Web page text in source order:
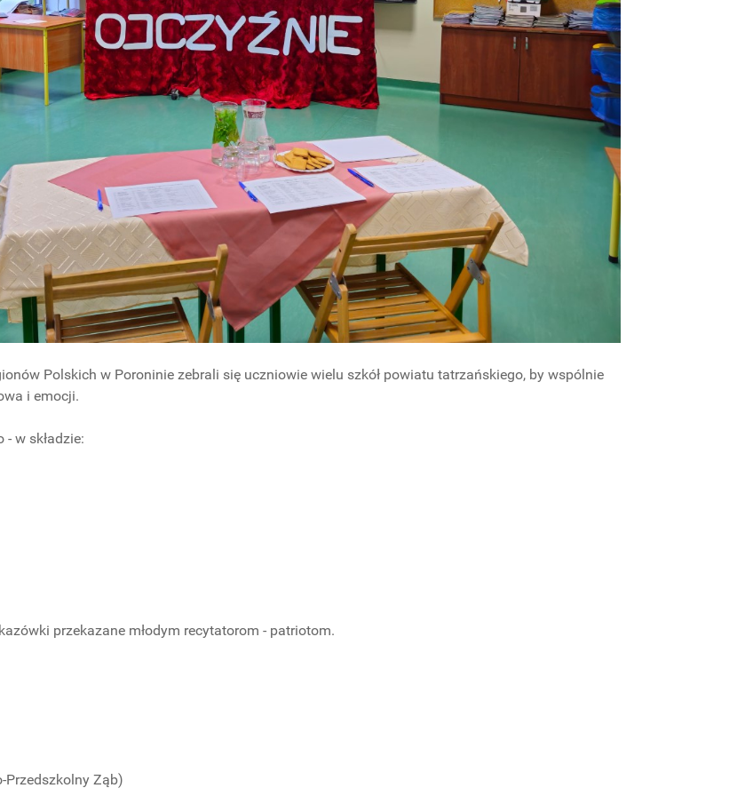
Polskich w Poroninie zebrali się uczniowie wielu szkół powiatu tatrzańskiego, by wspólnie
i emocji.
w składzie:
przekazane młodym recytatorom - patriotom.
Przedszkolny Ząb)